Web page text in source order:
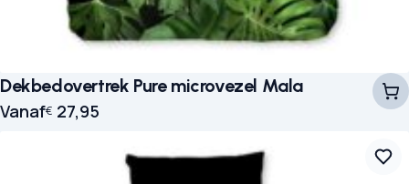
Dekbedovertrek Pure microvezel Mala
Vanaf€ 27,95